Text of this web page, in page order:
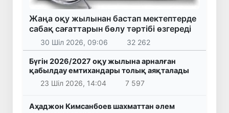
Жаңа оқу жылынан бастап мектептерде
сабақ сағаттарын бөлу тәртібі өзгереді
30 Шіл 2026, 09:06 32 262
Бүгін 2026/2027 оқу жылына арналған
қабылдау емтихандары толық аяқталады
23 Шіл 2026, 14:04
7 597
Аҳаджон Кимсанбоев шахматтан әлем